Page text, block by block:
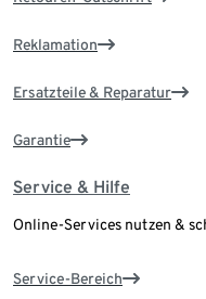
Reklamation
Ersatzteile & Reparatur
Garantie
Service & Hilfe
Online-Services nutzen &
Service-Bereich